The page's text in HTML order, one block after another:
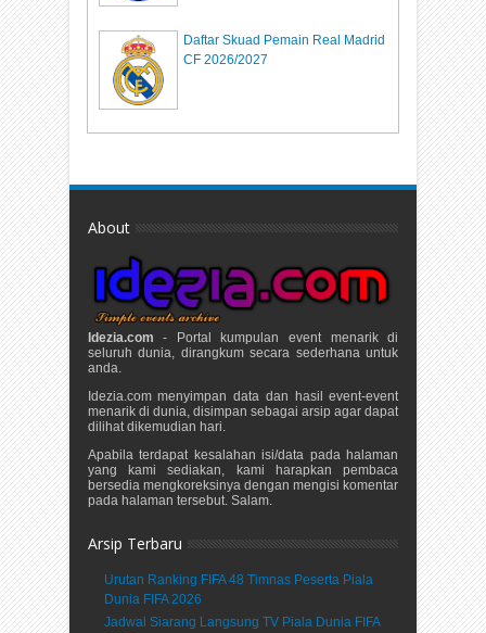
Daftar Skuad Pemain Real Madrid
CF 2026/2027
About
Idezia.com - Portal kumpulan event menarik di
seluruh dunia, dirangkum secara sederhana untuk
anda.
Idezia.com menyimpan data dan hasil event-event
menarik di dunia, disimpan sebagai arsip agar dapat
dilihat dikemudian hari.
Apabila terdapat kesalahan isi/data pada halaman
yang kami sediakan, kami harapkan pembaca
bersedia mengkoreksinya dengan mengisi komentar
pada halaman tersebut. Salam.
Arsip Terbaru
Urutan Ranking FIFA 48 Timnas Peserta Piala
Dunia FIFA 2026
Jadwal Siarang Langsung TV Piala Dunia FIFA